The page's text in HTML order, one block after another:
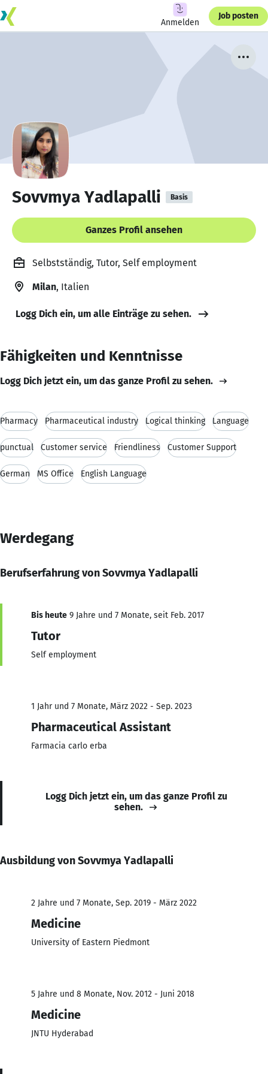
Anmelden
Job posten
Sovvmya Yadlapalli Basis
Ganzes Profil ansehen
Selbstständig, Tutor, Self employment
Milan, Italien
Logg Dich ein, um alle Einträge zu sehen.
Fähigkeiten und Kenntnisse
Logg Dich jetzt ein, um das ganze Profil zu sehen.
Pharmacy Pharmaceutical industry Logical thinking Language
punctual Customer service Friendliness Customer Support
German MS Office English Language
Werdegang
Berufserfahrung von Sovvmya Yadlapalli
Bis heute 9 Jahre und 7 Monate, seit Feb. 2017
Tutor
Self employment
1 Jahr und 7 Monate, März 2022 - Sep. 2023
Pharmaceutical Assistant
Farmacia carlo erba
Logg Dich jetzt ein, um das ganze Profil zu
sehen.
Ausbildung von Sovvmya Yadlapalli
2 Jahre und 7 Monate, Sep. 2019 - März 2022
Medicine
University of Eastern Piedmont
5 Jahre und 8 Monate, Nov. 2012 - Juni 2018
Medicine
JNTU Hyderabad